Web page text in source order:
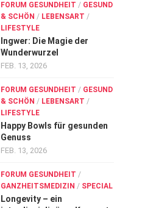
FORUM GESUNDHEIT / GESUND
& SCHÖN / LEBENSART /
LIFESTYLE
Ingwer: Die Magie der
Wunderwurzel
FEB. 13, 2026
FORUM GESUNDHEIT / GESUND
& SCHÖN / LEBENSART /
LIFESTYLE
Happy Bowls für gesunden
Genuss
FEB. 13, 2026
FORUM GESUNDHEIT /
GANZHEITSMEDIZIN / SPECIAL
Longevity – ein